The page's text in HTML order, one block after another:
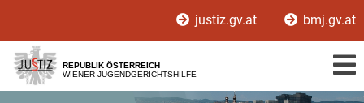
[1]
[2]
[3]
justiz.gv.at bmj.gv.at
REPUBLIK ÖSTERREICH
WIENER JUGENDGERICHTSHILFE